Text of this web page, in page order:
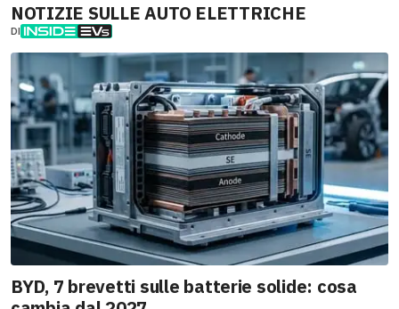
NOTIZIE SULLE AUTO ELETTRICHE
DI
BYD, 7 brevetti sulle batterie solide: cosa